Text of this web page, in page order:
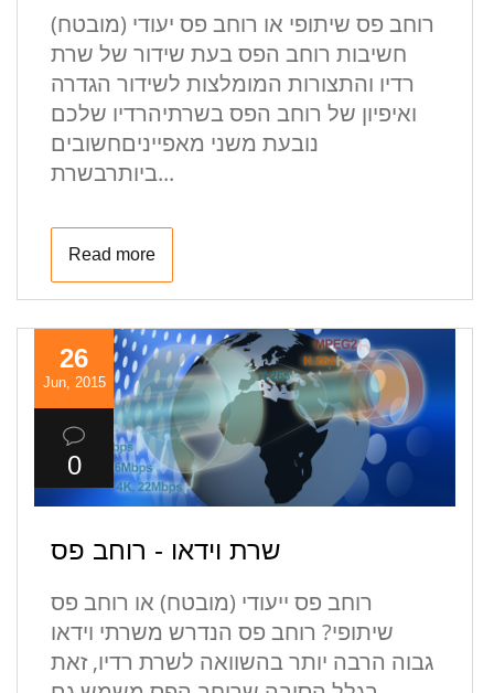
רוחב פס שיתופי או רוחב פס יעודי (מובטח)
חשיבות רוחב הפס בעת שידור של שרת
רדיו והתצורות המומלצות לשידור הגדרה
ואיפיון של רוחב הפס בשרתיהרדיו שלכם
נובעת משני מאפייניםחשובים
ביותרבשרת...
Read more
26
Jun, 2015
0
שרת וידאו - רוחב פס
רוחב פס ייעודי (מובטח) או רוחב פס
שיתופי? רוחב פס הנדרש משרתי וידאו
גבוה הרבה יותר בהשוואה לשרת רדיו, זאת